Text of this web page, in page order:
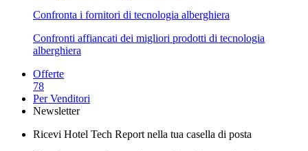
Confronta i fornitori di tecnologia alberghiera
Confronti affiancati dei migliori prodotti di tecnologia
alberghiera
Offerte
78
Per Venditori
Newsletter
Ricevi Hotel Tech Report nella tua casella di posta